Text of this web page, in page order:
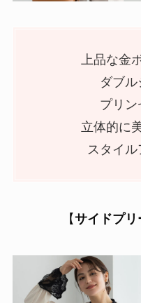
上品な金
ダブル
プリ
立体的に
スタイ
【サイドプリ